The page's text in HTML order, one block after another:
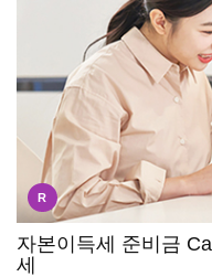
R
자본이득세 준비금
세